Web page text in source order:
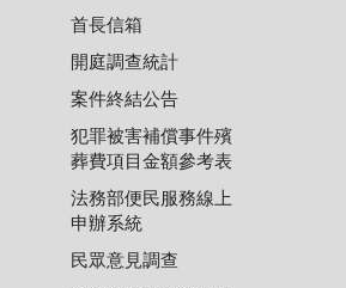
首長信箱
開庭調查統計
案件終結公告
犯罪被害補償事件殯
葬費項目金額參考表
法務部便民服務線上
申辦系統
民眾意見調查